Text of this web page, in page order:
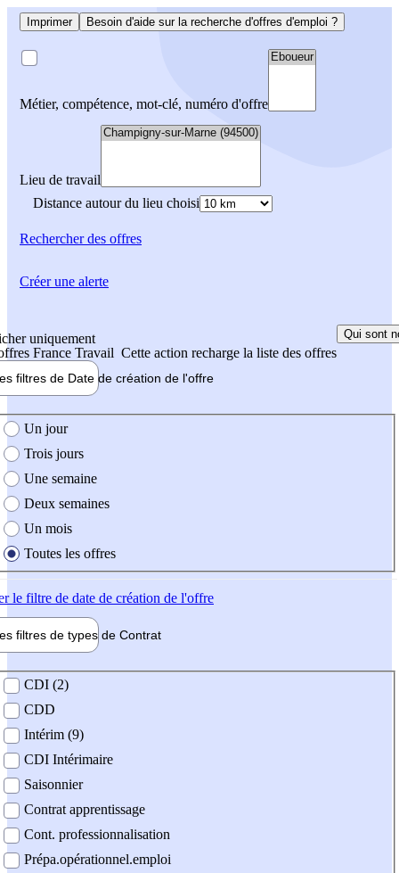
Imprimer Besoin d'aide sur la recherche d'offres d'emploi ?
Métier, compétence, mot-clé, numéro d'offre
Lieu de travail
Distance autour du lieu choisi
Rechercherdes offres
uniquement
France Travail Cette action recharge la liste des offres
Qui sont
filtres de Date de création de l'offre
création de l'offre
Un jour
Trois jours
Une semaine
Deux semaines
Un mois
Toutes les offres
le filtre de date de création de l'offre
filtres de types de Contrat
contrat
CDI (2)
CDD
Intérim (9)
CDI Intérimaire
Saisonnier
Contrat apprentissage
Cont. professionnalisation
Prépa.opérationnel.emploi
Créer une alerte